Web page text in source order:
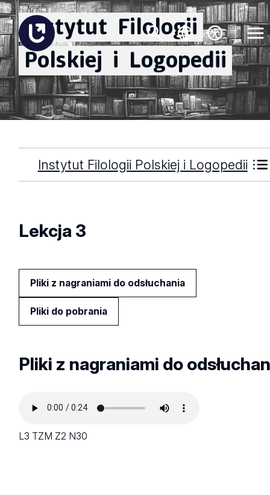
Instytut Filologii
Polskiej i Logopedii
Instytut Filologii Polskiej i Logopedii
Lekcja 3
Pliki z nagraniami do odsłuchania
Pliki do pobrania
Pliki z nagraniami do
L3 TZM Z2 N30